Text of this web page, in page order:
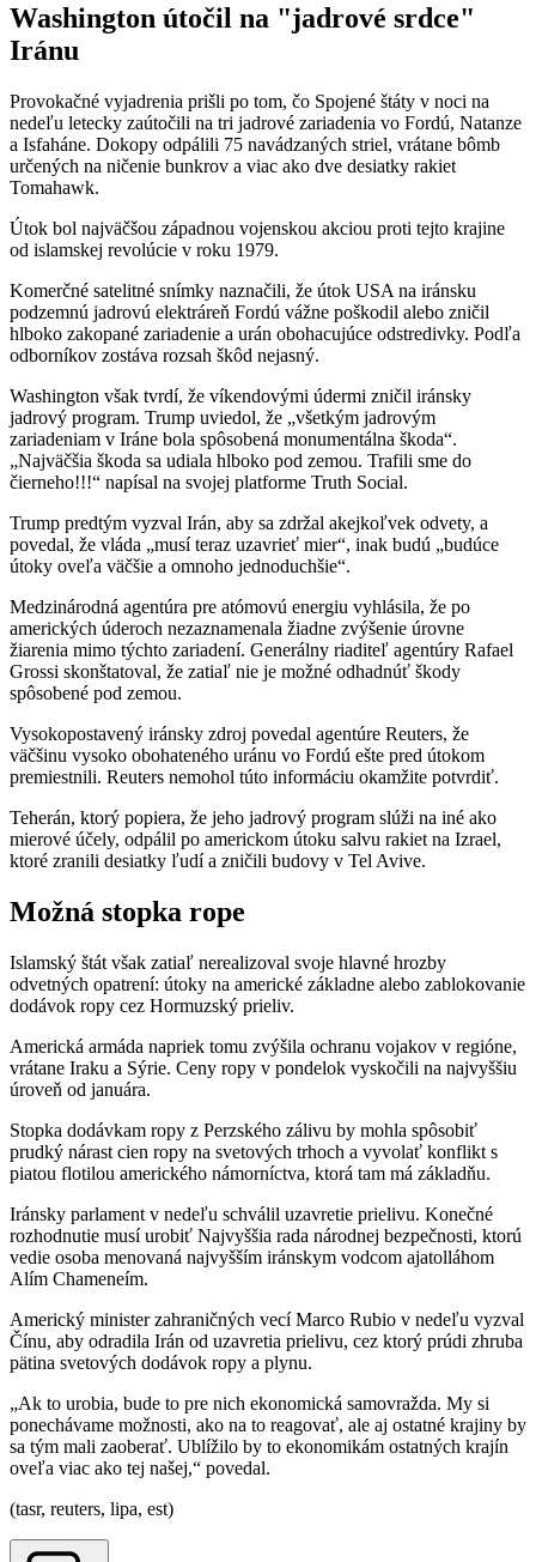
Washington útočil na "jadrové srdce"
Iránu
Provokačné vyjadrenia prišli po tom, čo Spojené štáty v noci na
nedeľu letecky zaútočili na tri jadrové zariadenia vo Fordú, Natanze
a Isfaháne. Dokopy odpálili 75 navádzaných striel, vrátane bômb
určených na ničenie bunkrov a viac ako dve desiatky rakiet
Tomahawk.
Útok bol najväčšou západnou vojenskou akciou proti tejto krajine
od islamskej revolúcie v roku 1979.
Komerčné satelitné snímky naznačili, že útok USA na iránsku
podzemnú jadrovú elektráreň Fordú vážne poškodil alebo zničil
hlboko zakopané zariadenie a urán obohacujúce odstredivky. Podľa
odborníkov zostáva rozsah škôd nejasný.
Washington však tvrdí, že víkendovými údermi zničil iránsky
jadrový program. Trump uviedol, že „všetkým jadrovým
zariadeniam v Iráne bola spôsobená monumentálna škoda“.
„Najväčšia škoda sa udiala hlboko pod zemou. Trafili sme do
čierneho!!!“ napísal na svojej platforme Truth Social.
Trump predtým vyzval Irán, aby sa zdržal akejkoľvek odvety, a
povedal, že vláda „musí teraz uzavrieť mier“, inak budú „budúce
útoky oveľa väčšie a omnoho jednoduchšie“.
Medzinárodná agentúra pre atómovú energiu vyhlásila, že po
amerických úderoch nezaznamenala žiadne zvýšenie úrovne
žiarenia mimo týchto zariadení. Generálny riaditeľ agentúry Rafael
Grossi skonštatoval, že zatiaľ nie je možné odhadnúť škody
spôsobené pod zemou.
Vysokopostavený iránsky zdroj povedal agentúre Reuters, že
väčšinu vysoko obohateného uránu vo Fordú ešte pred útokom
premiestnili. Reuters nemohol túto informáciu okamžite potvrdiť.
Teherán, ktorý popiera, že jeho jadrový program slúži na iné ako
mierové účely, odpálil po americkom útoku salvu rakiet na Izrael,
ktoré zranili desiatky ľudí a zničili budovy v Tel Avive.
Možná stopka rope
Islamský štát však zatiaľ nerealizoval svoje hlavné hrozby
odvetných opatrení: útoky na americké základne alebo zablokovanie
dodávok ropy cez Hormuzský prieliv.
Americká armáda napriek tomu zvýšila ochranu vojakov v regióne,
vrátane Iraku a Sýrie. Ceny ropy v pondelok vyskočili na najvyššiu
úroveň od januára.
Stopka dodávkam ropy z Perzského zálivu by mohla spôsobiť
prudký nárast cien ropy na svetových trhoch a vyvolať konflikt s
piatou flotilou amerického námorníctva, ktorá tam má základňu.
Iránsky parlament v nedeľu schválil uzavretie prielivu. Konečné
rozhodnutie musí urobiť Najvyššia rada národnej bezpečnosti, ktorú
vedie osoba menovaná najvyšším iránskym vodcom ajatolláhom
Alím Chameneím.
Americký minister zahraničných vecí Marco Rubio v nedeľu vyzval
Čínu, aby odradila Irán od uzavretia prielivu, cez ktorý prúdi zhruba
pätina svetových dodávok ropy a plynu.
„Ak to urobia, bude to pre nich ekonomická samovražda. My si
ponechávame možnosti, ako na to reagovať, ale aj ostatné krajiny by
sa tým mali zaoberať. Ublížilo by to ekonomikám ostatných krajín
oveľa viac ako tej našej,“ povedal.
(tasr, reuters, lipa, est)